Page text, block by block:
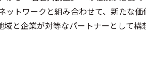
ットワークと組み合わせて、新たな
と企業が対等なパートナーとして構